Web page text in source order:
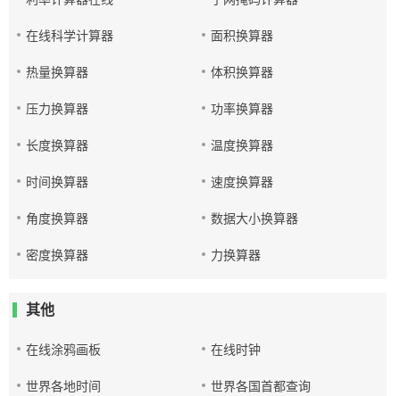
在线科学计算器 面积换算器
热量换算器 体积换算器
压力换算器 功率换算器
长度换算器 温度换算器
时间换算器 速度换算器
角度换算器 数据大小换算器
密度换算器 力换算器
其他
在线涂鸦画板 在线时钟
世界各地时间 世界各国首都查询